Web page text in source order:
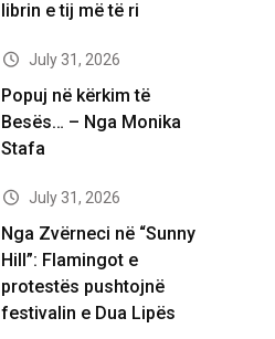
librin e tij më të ri
July 31, 2026
Popuj në kërkim të
Besës… – Nga Monika
Stafa
July 31, 2026
Nga Zvërneci në “Sunny
Hill”: Flamingot e
protestës pushtojnë
festivalin e Dua Lipës